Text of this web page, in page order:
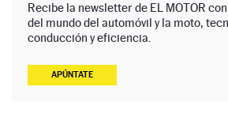
Recibe la newsletter de EL MOTOR
del mundo del automóvil y la moto,
conducción y eficiencia.
APÚNTATE